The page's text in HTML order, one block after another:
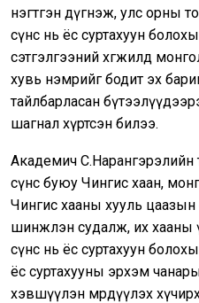
нэгтгэн дүгнэж, улс орны
сүнс нь ёс суртахуун
сэтгэлгээний хөгжилд
хувь нэмрийг бодит эх
тайлбарласан
шагнал хүртсэн билээ.
Академич С.Нарангэрэлийн
сүнс буюу Чингис хаан,
Чингис хааны хууль цаазын
шинжлэн судалж, их хааны
сүнс нь ёс суртахуун
ёс суртахууны эрхэм
хэвшүүлэн мөрдүүлэх